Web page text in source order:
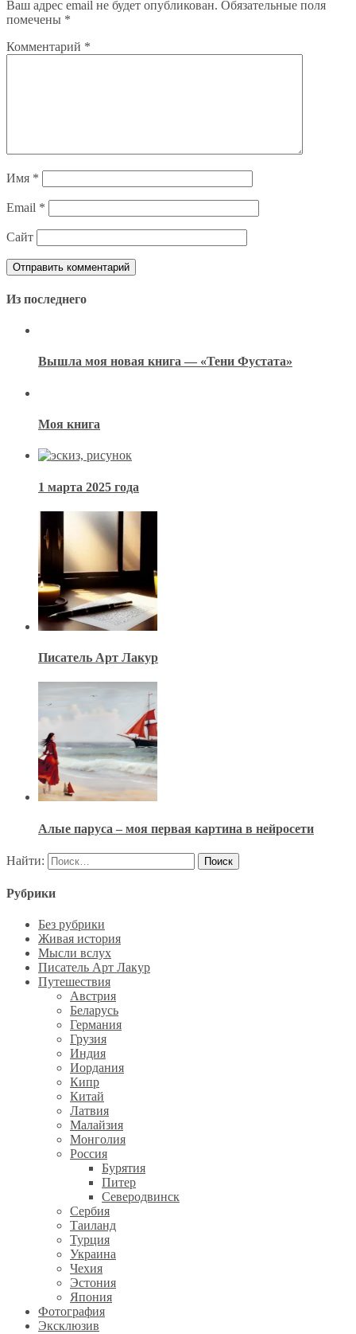
Ваш адрес email не будет опубликован. Обязательные поля
помечены *
Комментарий *
Имя *
Email *
Сайт
Из последнего
Вышла моя новая книга — «Тени Фустата»
Моя книга
1 марта 2025 года
Писатель Арт Лакур
Алые паруса – моя первая картина в нейросети
Найти:
Рубрики
Без рубрики
Живая история
Мысли вслух
Писатель Арт Лакур
Путешествия
Австрия
Беларусь
Германия
Грузия
Индия
Иордания
Кипр
Китай
Латвия
Малайзия
Монголия
Россия
Бурятия
Питер
Северодвинск
Сербия
Таиланд
Турция
Украина
Чехия
Эстония
Япония
Фотография
Эксклюзив